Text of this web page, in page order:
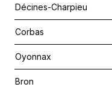
Décines-Charpieu
Corbas
Oyonnax
Bron